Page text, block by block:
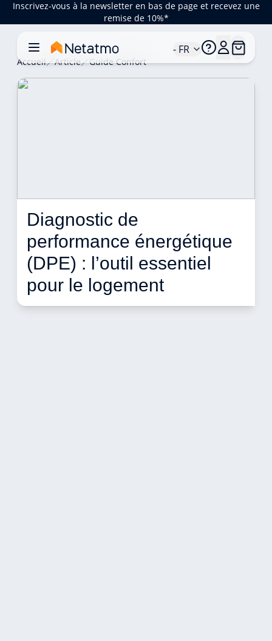
Inscrivez-vous à la newsletter en bas de page et recevez une
remise de 10%*
- FR
Accueil Article Guide Confort
Diagnostic de
performance énergétique
(DPE) : l’outil essentiel
pour le logement